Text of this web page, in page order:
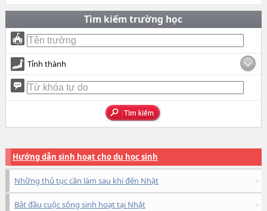
Tìm kiếm trường học
Tỉnh thành
Hướng dẫn sinh hoạt cho du học sinh
Những thủ tục cần làm sau khi đến Nhật
Bắt đầu cuộc sống sinh hoạt tại Nhật